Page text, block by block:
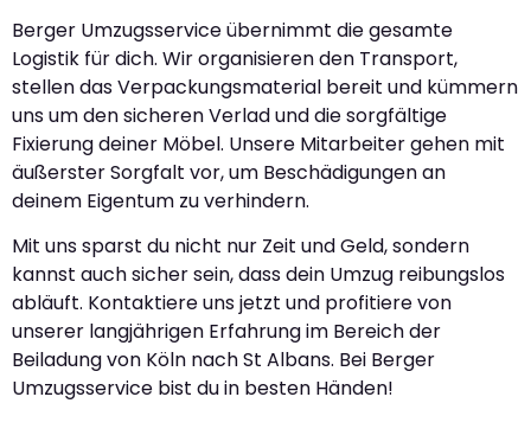
Berger Umzugsservice übernimmt die gesamte
Logistik für dich. Wir organisieren den Transport,
stellen das Verpackungsmaterial bereit und kümmern
uns um den sicheren Verlad und die sorgfältige
Fixierung deiner Möbel. Unsere Mitarbeiter gehen mit
äußerster Sorgfalt vor, um Beschädigungen an
deinem Eigentum zu verhindern.
Mit uns sparst du nicht nur Zeit und Geld, sondern
kannst auch sicher sein, dass dein Umzug reibungslos
abläuft. Kontaktiere uns jetzt und profitiere von
unserer langjährigen Erfahrung im Bereich der
Beiladung von Köln nach St Albans. Bei Berger
Umzugsservice bist du in besten Händen!